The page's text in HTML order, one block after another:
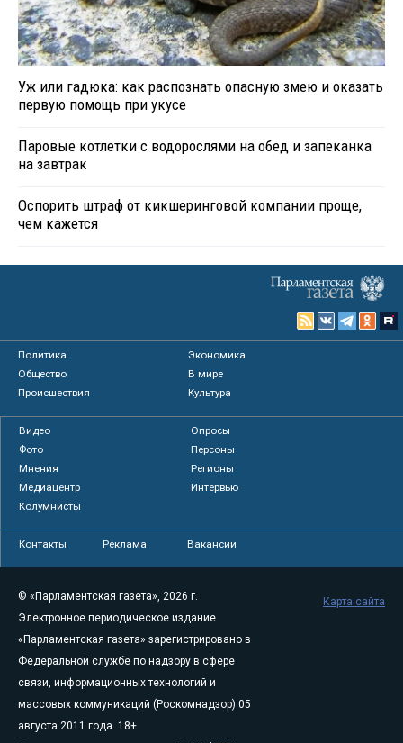
Уж или гадюка: как распознать опасную змею и оказать
первую помощь при укусе
Паровые котлетки с водорослями на обед и запеканка
на завтрак
Оспорить штраф от кикшеринговой компании проще,
чем кажется
Политика
Экономика
Общество
В мире
Происшествия
Культура
Видео
Опросы
Фото
Персоны
Мнения
Регионы
Медиацентр
Интервью
Колумнисты
Контакты Реклама Вакансии
© «Парламентская газета», 2026 г.
Электронное периодическое издание
«Парламентская газета» зарегистрировано в
Федеральной службе по надзору в сфере
связи, информационных технологий и
массовых коммуникаций (Роскомнадзор) 05
августа 2011 года. 18+
Карта сайта